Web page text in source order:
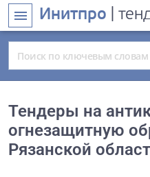
menu Инитпро |
Тендеры на
огнезащитную
Рязанской